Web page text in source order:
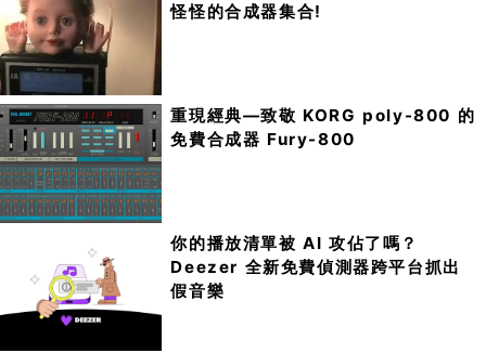
怪怪的合成器集合!
重現經典—致敬 KORG poly-800 的
免費合成器 Fury-800
你的播放清單被 AI 攻佔了嗎？
Deezer 全新免費偵測器跨平台抓出
假音樂